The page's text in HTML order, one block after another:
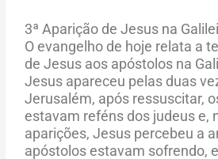
3ª Aparição de Jesus na
O evangelho de hoje relata a
de Jesus aos apóstolos na
Jesus apareceu pelas duas
Jerusalém, após ressuscitar,
estavam reféns dos judeus e,
aparições, Jesus percebeu a
apóstolos estavam sofrendo,